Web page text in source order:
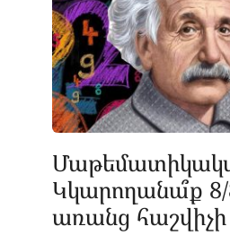
Կկարողանա՞ք
առանց հաշվիչի